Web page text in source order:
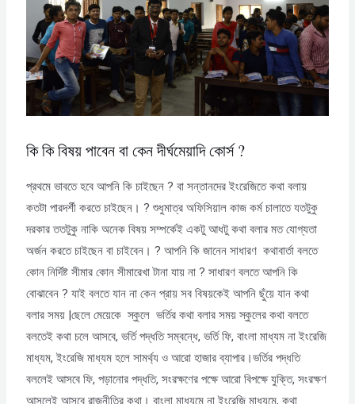
কি কি বিষয় পাবেন বা কেন দীর্ঘমেয়াদি কোর্স ?​
প্রথমে ভাবতে হবে আপনি কি চাইছেন ? বা সন্তানদের ইংরেজিতে কথা বলায়
কতটা পারদর্শী করতে চাইছেন। ? শুধুমাত্র অফিসিয়াল কাজ কর্ম চালাতে যতটুকু
দরকার ততটুকু নাকি অনেক বিষয় সম্পর্কেই একটু আধটু কথা বলার মত যোগ্যতা
অর্জন করতে চাইছেন বা চাইবেন। ? আপনি কি জানেন সাধারণ কথাবার্তা বলতে
কোন নির্দিষ্ট সীমার কোন সীমারেখা টানা যায় না ? সাধারণ বলতে আপনি কি
বোঝাবেন ? যাই বলতে যান না কেন প্রায় সব বিষয়কেই আপনি ছুঁয়ে যান কথা
বলার সময় |ছেলে মেয়েকে স্কুলে ভর্তির কথা বলার সময় স্কুলের কথা বলতে
বলতেই কথা চলে আসবে, ভর্তি পদ্ধতি সম্বন্ধে, ভর্তি ফি, বাংলা মাধ্যম না ইংরেজি
মাধ্যম, ইংরেজি মাধ্যম হলে সামর্থ্য ও আরো হাজার ব্যাপার।ভর্তির পদ্ধতি
বললেই আসবে ফি, পড়ানোর পদ্ধতি, সংরক্ষণের পক্ষে আরো বিপক্ষে যুক্তি, সংরক্ষণ
আসলেই আসবে রাজনীতির কথা। বাংলা মাধ্যমে না ইংরেজি মাধ্যমে, কথা